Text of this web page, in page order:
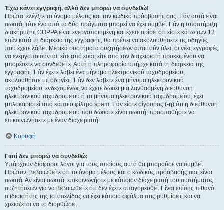
Έχω κάνει εγγραφή, αλλά δεν μπορώ να συνδεθώ!
Πρώτα, ελέγξτε το όνομα μέλους και τον κωδικό πρόσβασής σας. Εάν αυτά είναι
σωστά, τότε ένα από τα δύο πράγματα μπορεί να έχει συμβεί. Εάν η υποστήριξη
διακήρυξης COPPA είναι ενεργοποιημένη και έχετε ορίσει ότι είστε κάτω των 13
ετών κατά τη διάρκεια της εγγραφής, θα πρέπει να ακολουθήσετε τις οδηγίες
που έχετε λάβει. Μερικά συστήματα συζητήσεων απαιτούν όλες οι νέες εγγραφές
να ενεργοποιούνται, είτε από εσάς είτε από τον διαχειριστή προκειμένου να
μπορέσετε να συνδεθείτε. Αυτή η πληροφορία υπήρχε κατά τη διάρκεια της
εγγραφής. Εάν έχετε λάβει ένα μήνυμα ηλεκτρονικού ταχυδρομείου,
ακολουθήστε τις οδηγίες. Εάν δεν λάβετε ένα μήνυμα ηλεκτρονικού
ταχυδρομείου, ενδεχομένως να έχετε δώσει μια λανθασμένη διεύθυνση
ηλεκτρονικού ταχυδρομείου ή το μήνυμα ηλεκτρονικού ταχυδρομείου, έχει
μπλοκαριστεί από κάποιο φίλτρο spam. Εάν είστε σίγουρος (-η) ότι η διεύθυνση
ηλεκτρονικού ταχυδρομείου που δώσατε είναι σωστή, προσπαθήστε να
επικοινωνήσετε με έναν διαχειριστή.
Κορυφή
Γιατί δεν μπορώ να συνδεθώ;
Υπάρχουν διάφοροι λόγοι για τους οποίους αυτό θα μπορούσε να συμβεί.
Πρώτον, βεβαιωθείτε ότι το όνομα μέλους και ο κωδικός πρόσβασής σας είναι
σωστά. Αν είναι σωστά, επικοινωνήστε με κάποιον διαχειριστή του συστήματος
συζητήσεων για να βεβαιωθείτε ότι δεν έχετε απαγορευθεί. Είναι επίσης πιθανό
ο ιδιοκτήτης της ιστοσελίδας να έχει κάποιο σφάλμα στις ρυθμίσεις και να
χρειάζεται να το διορθώσει.